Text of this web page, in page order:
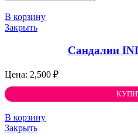
В корзину
Закрыть
Cандалии
2,500 ₽
В корзину
Закрыть